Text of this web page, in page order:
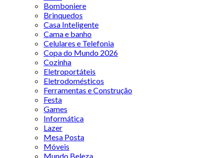
Bomboniere
Brinquedos
Casa Inteligente
Cama e banho
Celulares e Telefonia
Copa do Mundo 2026
Cozinha
Eletroportáteis
Eletrodomésticos
Ferramentas e Construção
Festa
Games
Informática
Lazer
Mesa Posta
Móveis
Mundo Beleza